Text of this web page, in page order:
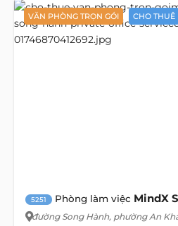
VĂN PHÒNG TRỌN GÓI CHO THUÊ
5251 Phòng làm việc MindX
đường Song Hành, phường An